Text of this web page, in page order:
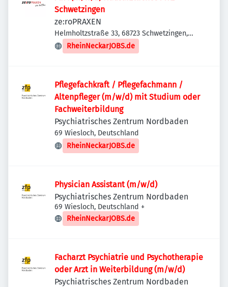
Schwetzingen
ze:roPRAXEN
Helmholtzstraße 33, 68723 Schwetzingen,
Deutschland
RheinNeckarJOBS.de
Pflegefachkraft / Pflegefachmann /
Altenpfleger (m/w/d) mit Studium oder
Fachweiterbildung
Psychiatrisches Zentrum Nordbaden
69 Wiesloch, Deutschland
RheinNeckarJOBS.de
Physician Assistant (m/w/d)
Psychiatrisches Zentrum Nordbaden
69 Wiesloch, Deutschland +
RheinNeckarJOBS.de
Facharzt Psychiatrie und Psychotherapie
oder Arzt in Weiterbildung (m/w/d)
Psychiatrisches Zentrum Nordbaden